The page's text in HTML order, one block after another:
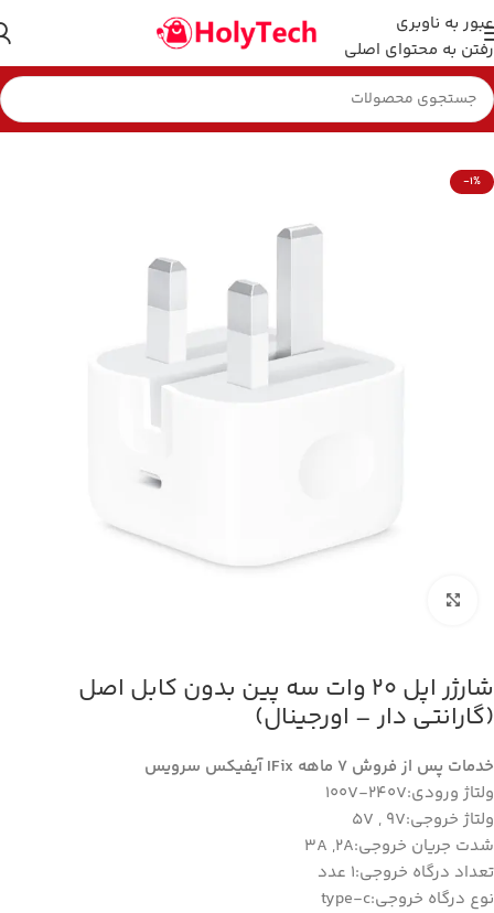
عبور به ناوبری
رفتن به محتوای اصلی
خانه کابل و شارژر شارژر موبایل
-1%
شارژر اپل 20 وات سه پین بدون کابل اصل
(گارانتی دار – اورجینال)
خدمات پس از فروش 7 ماهه IFix آیفیکس سرویس
ولتاژ ورودی:100V-240V
ولتاژ خروجی:5V , 9V
شدت جریان خروجی:3A ,2A
تعداد درگاه خروجی:1 عدد
نوع درگاه خروجی:type-c